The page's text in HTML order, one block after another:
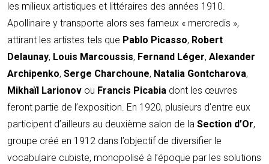
les milieux artistiques et littéraires des années 1910.
Apollinaire y transporte alors ses fameux « mercredis »,
attirant les artistes tels que Pablo Picasso, Robert
Delaunay, Louis Marcoussis, Fernand Léger, Alexander
Archipenko, Serge Charchoune, Natalia Gontcharova,
Mikhaïl Larionov ou Francis Picabia dont les œuvres
feront partie de l’exposition. En 1920, plusieurs d’entre eux
participent d’ailleurs au deuxième salon de la Section d’Or,
groupe créé en 1912 dans l’objectif de diversifier le
vocabulaire cubiste, monopolisé à l’époque par les solutions